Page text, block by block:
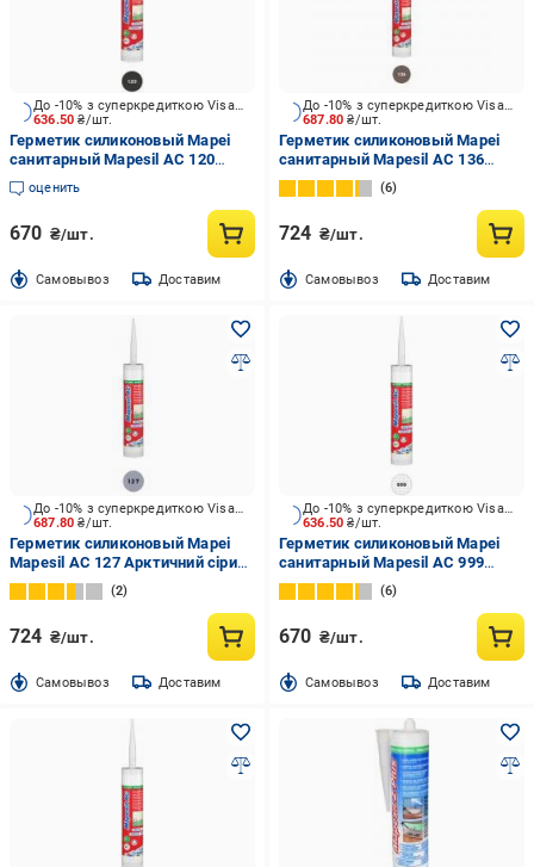
636.50₴/шт.
До -10% з суперкредиткою Visa Вигода
Герметик силиконовый Mapei
санитарный Mapesil AC 120
черный 310 мл
оценить
670 ₴/шт.
Cамовывоз Доставим
687.80₴/шт.
До -10% з суперкредиткою Visa Вигода
Герметик силиконовый Mapei
санитарный Mapesil AC 136
иловый иловый 310 мл
6
724 ₴/шт.
Cамовывоз Доставим
687.80₴/шт.
До -10% з суперкредиткою Visa Вигода
Герметик силиконовый Mapei
Mapesil AC 127 Арктичний сірий
127 Арктический серый 310 мл
2
724 ₴/шт.
Cамовывоз Доставим
636.50₴/шт.
До -10% з суперкредиткою Visa Вигода
Герметик силиконовый Mapei
санитарный Mapesil AC 999
прозрачный 310 мл
6
670 ₴/шт.
Cамовывоз Доставим